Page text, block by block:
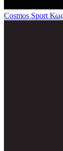
Cosmos Sport